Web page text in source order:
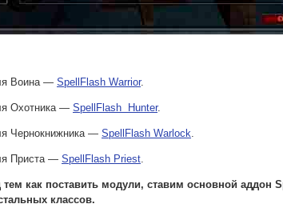
Воина — SpellFlash Warrior.
Охотника — SpellFlash Hunter.
Чернокнижника — SpellFlash Warlock.
Приста — SpellFlash Priest.
как поставить модули, ставим основной аддон
классов.